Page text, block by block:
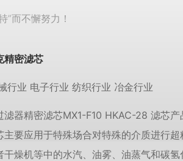
”而不懈努力！
精密滤芯
行业 电子行业 纺织行业 冶金行业
滤器精密滤芯MX1-F10 HKAC-28 滤芯产
主要应用于特殊场合对特殊的介质进行
干燥机等中的水汽、油雾、油蒸气和碳氢